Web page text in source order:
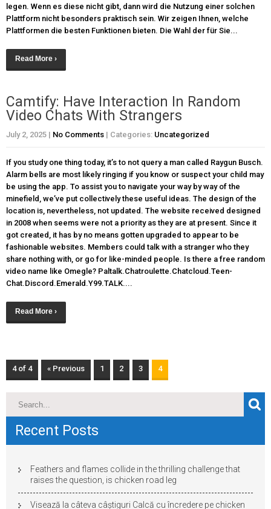
legen. Wenn es diese nicht gibt, dann wird die Nutzung einer solchen
Plattform nicht besonders praktisch sein. Wir zeigen Ihnen, welche
Plattformen die besten Funktionen bieten. Die Wahl der für Sie...
Read More ›
Camtify: Have Interaction In Random
Video Chats With Strangers
July 2, 2025 | No Comments | Categories: Uncategorized
If you study one thing today, it’s to not query a man called Raygun Busch.
Alarm bells are most likely ringing if you know or suspect your child may
be using the app. To assist you to navigate your way by way of the
minefield, we’ve put collectively these useful ideas. The design of the
location is, nevertheless, not updated. The website received designed
in 2008 when seems were not a priority as they are at present. Since it
got created, it has by no means gotten upgraded to appear to be
fashionable websites. Members could talk with a stranger who they
share nothing with, or go for like-minded people. Is there a free random
video name like Omegle? Paltalk.Chatroulette.Chatcloud.Teen-
Chat.Discord.Emerald.Y99.TALK....
Read More ›
4 of 4 « Previous 1 2 3 4
Recent Posts
Feathers and flames collide in the thrilling challenge that
raises the question, is chicken road leg
Visează la câteva câștiguri Calcă cu încredere pe chicken